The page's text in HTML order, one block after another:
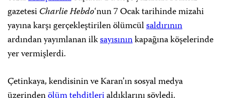
gazetesiCharlie Hebdo‘nun 7 Ocak tarihinde mizahi
yayına karşı gerçekleştirilen ölümcülsaldırının
ardından yayımlanan ilksayısınınkapağına köşelerinde
yer vermişlerdi.
Çetinkaya, kendisinin ve Karan’ın sosyal medya